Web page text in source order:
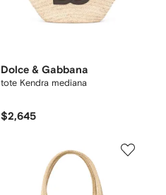
Dolce & Gabbana
tote Kendra mediana
$2,645